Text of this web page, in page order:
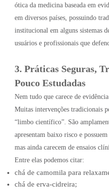
ótica da medicina baseada em
em diversos países, possuindo
institucional em alguns sistemas
usuários e profissionais que
3. Práticas Seguras,
Pouco Estudadas
Nem tudo que carece de
Muitas intervenções tradicionais
“limbo científico”. São
apresentam baixo risco e
mas ainda carecem de ensaios
Entre elas podemos citar:
chá de camomila para
chá de erva-cidreira;